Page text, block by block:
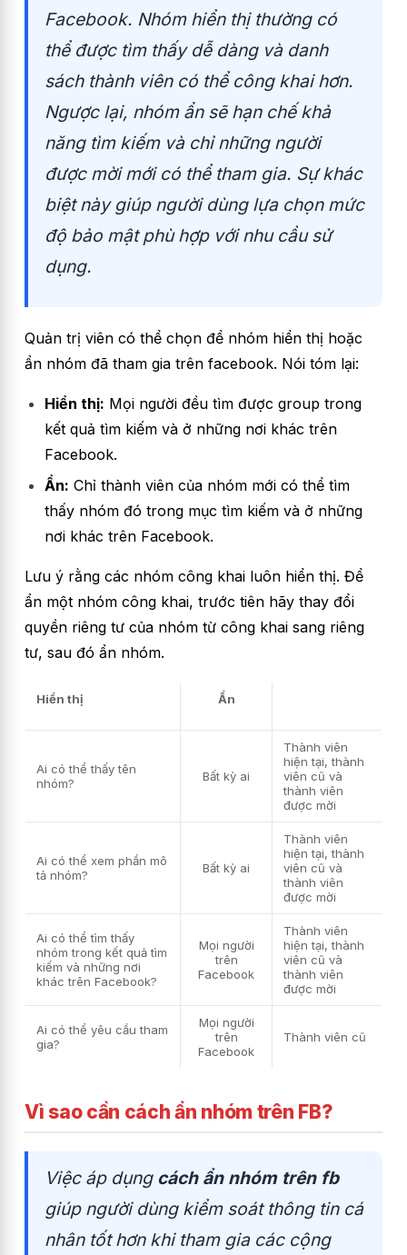
Facebook. Nhóm hiển thị thường có
thể được tìm thấy dễ dàng và danh
sách thành viên có thể công khai hơn.
Ngược lại, nhóm ẩn sẽ hạn chế khả
năng tìm kiếm và chỉ những người
được mời mới có thể tham gia. Sự khác
biệt này giúp người dùng lựa chọn mức
độ bảo mật phù hợp với nhu cầu sử
dụng.
Quản trị viên có thể chọn để nhóm hiển thị hoặc
ẩn nhóm đã tham gia trên facebook. Nói tóm lại:
Hiển thị: Mọi người đều tìm được group trong
kết quả tìm kiếm và ở những nơi khác trên
Facebook.
Ẩn: Chỉ thành viên của nhóm mới có thể tìm
thấy nhóm đó trong mục tìm kiếm và ở những
nơi khác trên Facebook.
Lưu ý rằng các nhóm công khai luôn hiển thị. Để
ẩn một nhóm công khai, trước tiên hãy thay đổi
quyền riêng tư của nhóm từ công khai sang riêng
tư, sau đó ẩn nhóm.
Hiển thị Ẩn
Ai có thể thấy tên
nhóm?
Bất kỳ ai
Thành viên
hiện tại, thành
viên cũ và
thành viên
được mời
Ai có thể xem phần mô
tả nhóm?
Bất kỳ ai
Thành viên
hiện tại, thành
viên cũ và
thành viên
được mời
Ai có thể tìm thấy
nhóm trong kết quả tìm
kiếm và những nơi
khác trên Facebook?
Mọi người
trên
Facebook
Thành viên
hiện tại, thành
viên cũ và
thành viên
được mời
Ai có thể yêu cầu tham
gia?
Mọi người
trên
Facebook
Thành viên cũ
Vì sao cần cách ẩn nhóm trên FB?
Việc áp dụng cách ẩn nhóm trên fb
giúp người dùng kiểm soát thông tin cá
nhân tốt hơn khi tham gia các cộng